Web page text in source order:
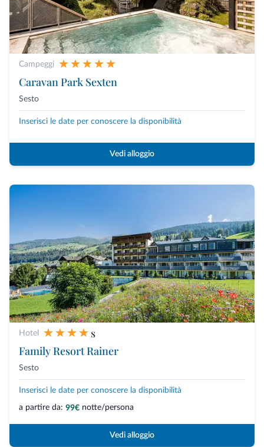
Campeggi
Caravan Park Sexten
Sesto
Inserisci le date per conoscere la disponibilità
Vedi alloggio
Hotel
s
Family Resort Rainer
Sesto
Inserisci le date per conoscere la disponibilità
a partire da: 99€ notte/persona
Vedi alloggio